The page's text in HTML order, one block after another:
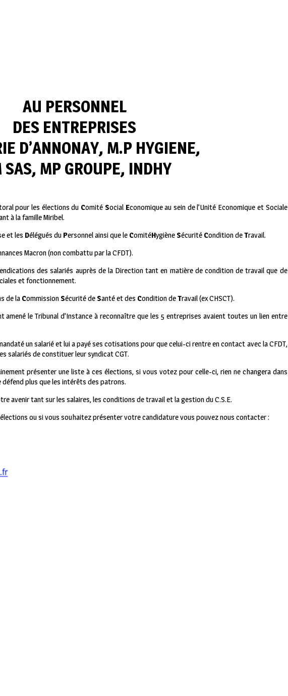
AU PERSONNEL
DES ENTREPRISES
D’ANNONAY, M.P HYGIENE,
SAS, MP GROUPE, INDHY
pour les élections du Comité Social Economique au sein de l’Unité Economique et Sociale
à la famille Miribel.
et les Délégués du Personnel ainsi que le ComitéHygiène Sécurité Condition deTravail.
Macron (non combattu par la CFDT).
des salariés auprès de la Direction tant en matière de condition de travail que de
et fonctionnement.
de la Commission Sécurité de Santé et des Condition deTravail (ex CHSCT).
amené le Tribunal d’Instance à reconnaître que les 5 entreprises avaient toutes un lien entre
un salarié et lui a payé ses cotisations pour que celui-ci rentre en contact avec la CFDT,
salariés de constituer leur syndicat CGT.
présenter une liste à ces élections, si vous votez pour celle-ci, rien ne changera dans
plus que les intérêts des patrons.
avenir tant sur les salaires, les conditions de travail et la gestion du C.S.E.
ou si vous souhaitez présenter votre candidature vous pouvez nous contacter :